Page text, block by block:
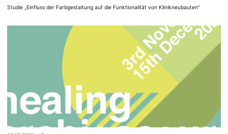
Studie „Einfluss der Farbgestaltung auf die Funktionalität von Klinikneubauten“